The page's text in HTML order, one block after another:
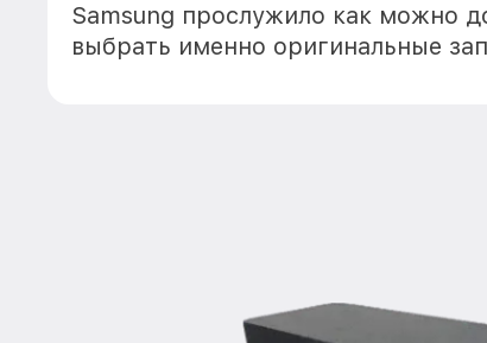
Samsung прослужило как можно
выбрать именно оригинальные